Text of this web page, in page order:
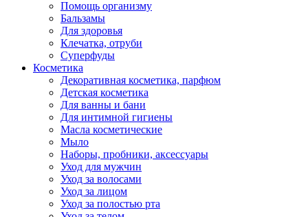
Помощь организму
Бальзамы
Для здоровья
Клечатка, отруби
Суперфуды
Косметика
Декоративная косметика, парфюм
Детская косметика
Для ванны и бани
Для интимной гигиены
Масла косметические
Мыло
Наборы, пробники, аксессуары
Уход для мужчин
Уход за волосами
Уход за лицом
Уход за полостью рта